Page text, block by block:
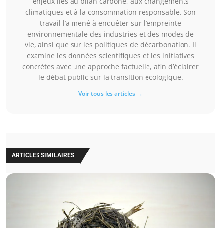
climatiques et à la consommation responsable. Son
travail l’a mené à enquêter sur l’empreinte
environnementale des industries et des modes de
vie, ainsi que sur les politiques de décarbonation. Il
examine les données scientifiques et les initiatives
concrètes avec une approche factuelle, afin d’éclairer
le débat public sur la transition écologique.
Voir tous les articles →
ARTICLES SIMILAIRES